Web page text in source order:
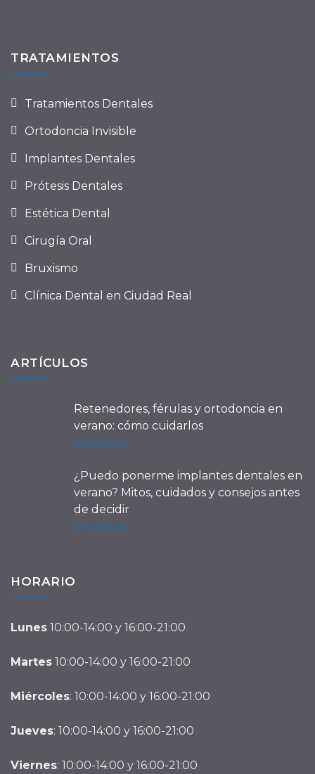
TRATAMIENTOS
Tratamientos Dentales
Ortodoncia Invisible
Implantes Dentales
Prótesis Dentales
Estética Dental
Cirugía Oral
Bruxismo
Clínica Dental en Ciudad Real
ARTÍCULOS
Retenedores, férulas y ortodoncia en
verano: cómo cuidarlos
03/08/2026
¿Puedo ponerme implantes dentales en
verano? Mitos, cuidados y consejos antes
de decidir
13/07/2026
HORARIO
Lunes 10:00-14:00 y 16:00-21:00
Martes 10:00-14:00 y 16:00-21:00
Miércoles: 10:00-14:00 y 16:00-21:00
Jueves: 10:00-14:00 y 16:00-21:00
Viernes: 10:00-14:00 y 16:00-21:00